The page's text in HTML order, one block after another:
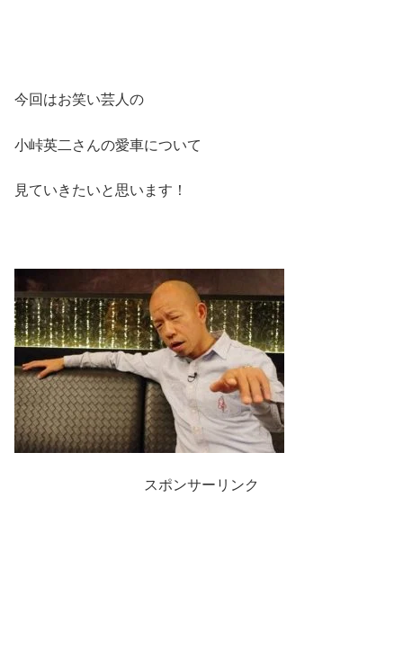
今回はお笑い芸人の
小峠英二さんの愛車について
見ていきたいと思います！
スポンサーリンク